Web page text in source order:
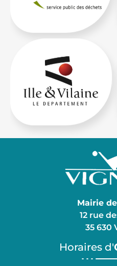
Mairie
12 rue
35 630
Horaires d'